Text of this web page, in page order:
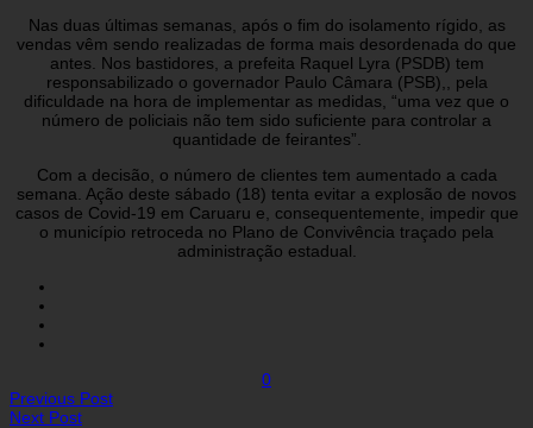
Nas duas últimas semanas, após o fim do isolamento rígido, as
vendas vêm sendo realizadas de forma mais desordenada do que
antes. Nos bastidores, a prefeita Raquel Lyra (PSDB) tem
responsabilizado o governador Paulo Câmara (PSB),, pela
dificuldade na hora de implementar as medidas, “uma vez que o
número de policiais não tem sido suficiente para controlar a
quantidade de feirantes”.
Com a decisão, o número de clientes tem aumentado a cada
semana. Ação deste sábado (18) tenta evitar a explosão de novos
casos de Covid-19 em Caruaru e, consequentemente, impedir que
o município retroceda no Plano de Convivência traçado pela
administração estadual.
0
Previous Post
Next Post